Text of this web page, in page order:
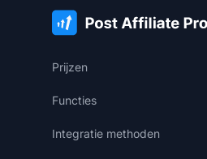
Prijzen
Functies
Integratie methoden